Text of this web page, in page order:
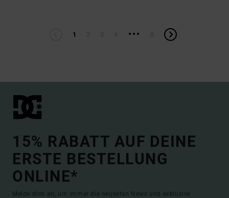
1 ...
15% RABATT AUF DEINE
ERSTE BESTELLUNG
ONLINE*
Melde dich an, um immer die neuesten News und exklusive